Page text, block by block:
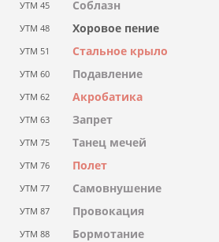
УТМ 45 Соблазн
УТМ 48 Хоровое пение
УТМ 51 Стальное крыло
УТМ 60 Подавление
УТМ 62 Акробатика
УТМ 63 Запрет
УТМ 75 Танец мечей
УТМ 76 Полет
УТМ 77 Самовнушение
УТМ 87 Провокация
УТМ 88 Бормотание